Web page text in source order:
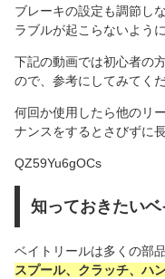
ブレーキの設定も調節し
ラブルが起こらないよう
下記の動画では初心者の
ので、参考にしてみてくだ
何回か使用したら他のリ
ナンスをするとさびずに
QZ59Yu6gOCs
知っておきたい
ベイトリールは多くの部
スプール、クラッチ、ハ